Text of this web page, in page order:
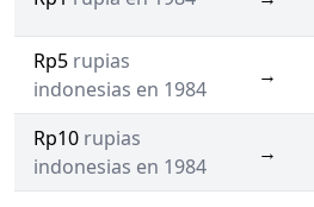
Rp5 rupias
indonesias en 1984
→
Rp10 rupias
indonesias en 1984
→